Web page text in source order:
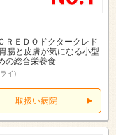
ＲＥＤＯドクタークレド
腸と皮膚が気になる小型
の総合栄養食
イ)
取扱い病院